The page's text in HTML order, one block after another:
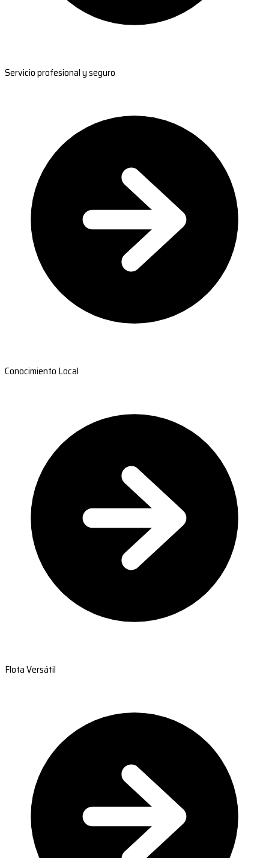
Servicio profesional y seguro
Conocimiento Local
Flota Versátil